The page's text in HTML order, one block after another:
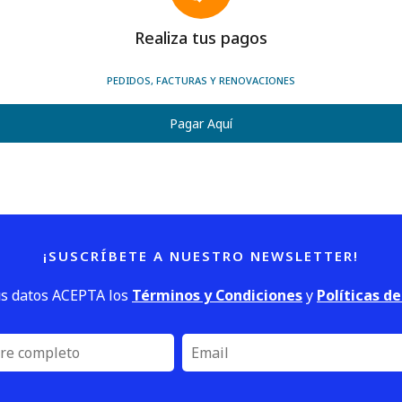
Realiza tus pagos
PEDIDOS, FACTURAS Y RENOVACIONES
Pagar Aquí
¡SUSCRÍBETE A NUESTRO NEWSLETTER!
datos ACEPTA los Términos y Condicionesy Políticas